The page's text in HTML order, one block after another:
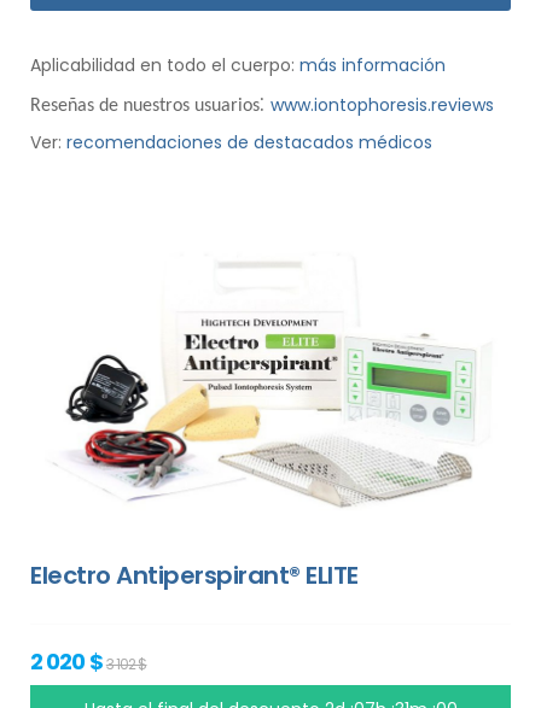
Aplicabilidad en todo el cuerpo: más información
Reseñas de nuestros usuarios: www.iontophoresis.reviews
Ver: recomendaciones de destacados médicos
Electro Antiperspirant® ELITE
2 020 $3 102 $